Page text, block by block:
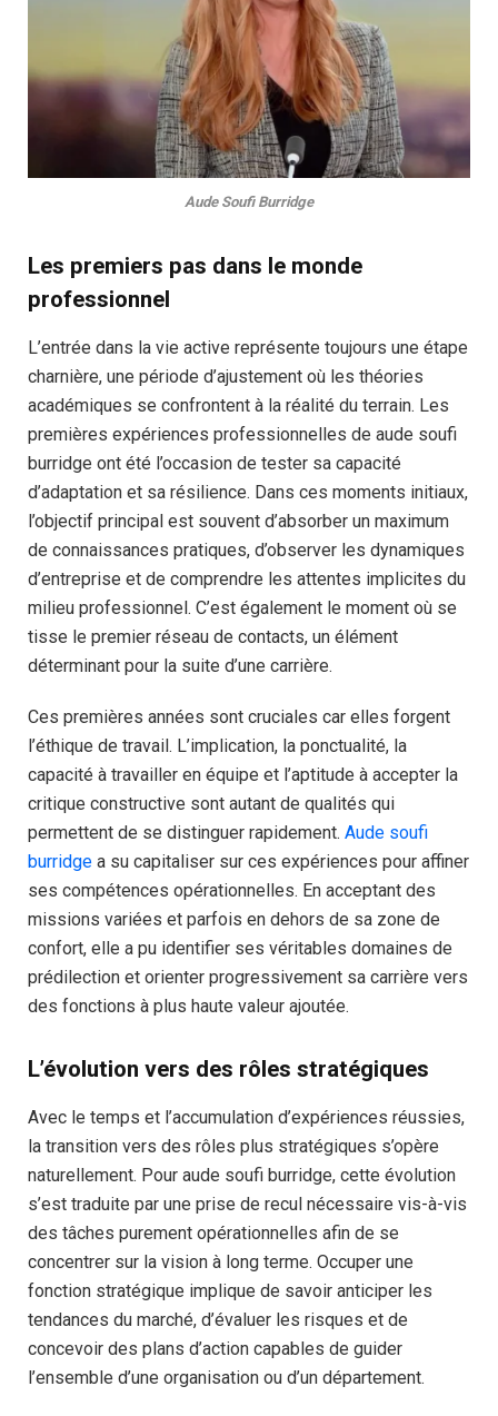
Aude Soufi Burridge
Les premiers pas dans le monde
professionnel
L’entrée dans la vie active représente toujours une étape
charnière, une période d’ajustement où les théories
académiques se confrontent à la réalité du terrain. Les
premières expériences professionnelles de aude soufi
burridge ont été l’occasion de tester sa capacité
d’adaptation et sa résilience. Dans ces moments initiaux,
l’objectif principal est souvent d’absorber un maximum
de connaissances pratiques, d’observer les dynamiques
d’entreprise et de comprendre les attentes implicites du
milieu professionnel. C’est également le moment où se
tisse le premier réseau de contacts, un élément
déterminant pour la suite d’une carrière.
Ces premières années sont cruciales car elles forgent
l’éthique de travail. L’implication, la ponctualité, la
capacité à travailler en équipe et l’aptitude à accepter la
critique constructive sont autant de qualités qui
permettent de se distinguer rapidement. Aude soufi
burridge a su capitaliser sur ces expériences pour affiner
ses compétences opérationnelles. En acceptant des
missions variées et parfois en dehors de sa zone de
confort, elle a pu identifier ses véritables domaines de
prédilection et orienter progressivement sa carrière vers
des fonctions à plus haute valeur ajoutée.
L’évolution vers des rôles stratégiques
Avec le temps et l’accumulation d’expériences réussies,
la transition vers des rôles plus stratégiques s’opère
naturellement. Pour aude soufi burridge, cette évolution
s’est traduite par une prise de recul nécessaire vis-à-vis
des tâches purement opérationnelles afin de se
concentrer sur la vision à long terme. Occuper une
fonction stratégique implique de savoir anticiper les
tendances du marché, d’évaluer les risques et de
concevoir des plans d’action capables de guider
l’ensemble d’une organisation ou d’un département.